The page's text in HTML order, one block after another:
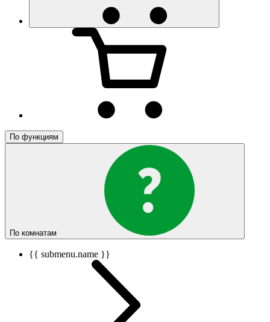
По функциям
По комнатам
{{ submenu.name }}